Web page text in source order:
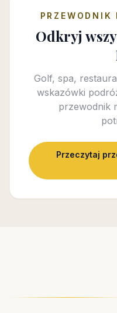
Odkryj
Golf, spa,
wskazówki
przewodnik
Przeczytaj